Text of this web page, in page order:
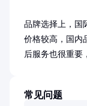
品牌选择上，国
价格较高，国内
后服务也很重要
常见问题